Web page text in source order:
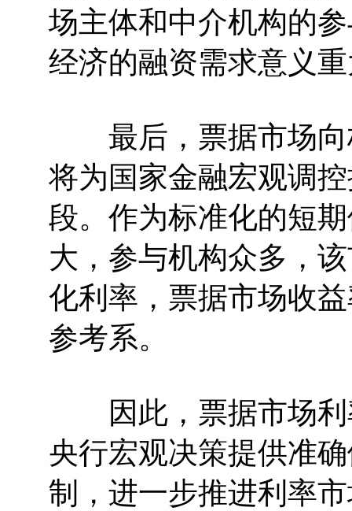
场主体和中介机构的
经济的融资需求意义
最后，票据市场向
将为国家金融宏观调
段。作为标准化的短
大，参与机构众多，
化利率，票据市场收
参考系。
因此，票据市场利
央行宏观决策提供准
制，进一步推进利率